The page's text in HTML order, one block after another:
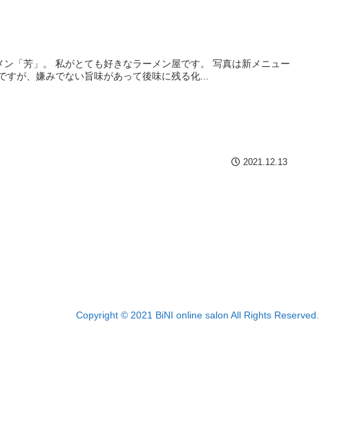
「芳」。 私がとても好きなラーメン屋です。 写真は新メニュー
が、嫌みでない旨味があって後味に残る化...
2021.12.13
Copyright © 2021 BiNI online salon All Rights Reserved.